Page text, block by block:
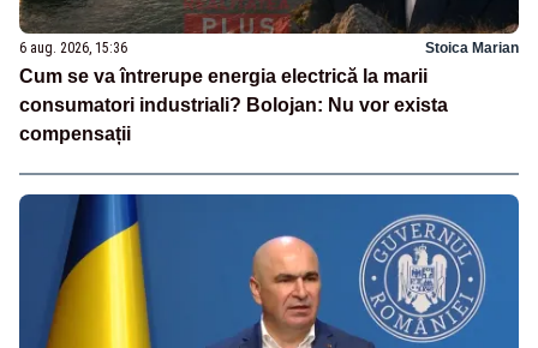
6 aug. 2026, 15:36 Stoica Marian
Cum se va întrerupe energia electrică la marii
consumatori industriali? Bolojan: Nu vor exista
compensații